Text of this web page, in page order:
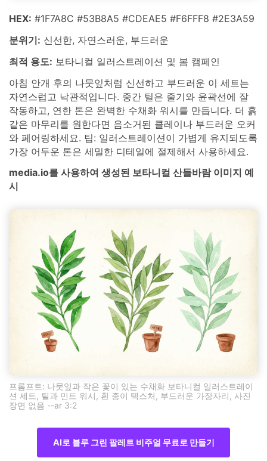
HEX: #1F7A8C #53B8A5 #CDEAE5 #F6FFF8 #2E3A59
분위기: 신선한, 자연스러운, 부드러운
최적 용도: 보타니컬 일러스트레이션 및 봄 캠페인
아침 안개 후의 나뭇잎처럼 신선하고 부드러운 이 세트는
자연스럽고 낙관적입니다. 중간 틸은 줄기와 윤곽선에 잘
작동하고, 연한 톤은 완벽한 수채화 워시를 만듭니다. 더 흙
같은 마무리를 원한다면 음소거된 클레이나 부드러운 오커
와 페어링하세요. 팁: 일러스트레이션이 가볍게 유지되도록
가장 어두운 톤은 세밀한 디테일에 절제해서 사용하세요.
media.io를 사용하여 생성된 보타니컬 산들바람 이미지 예
시
프롬프트: 나뭇잎과 작은 꽃이 있는 수채화 보타니컬 일러스트레이
션 세트, 틸과 민트 워시, 흰 종이 텍스처, 부드러운 가장자리, 사진
장면 없음 --ar 3:2
AI로 블루 그린 팔레트 비주얼 무료로 만들기